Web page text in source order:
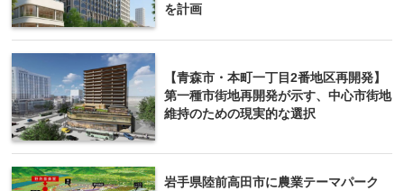
を計画
【青森市・本町一丁目2番地区再開発】
第一種市街地再開発が示す、中心市街地
維持のための現実的な選択
岩手県陸前高田市に農業テーマパーク